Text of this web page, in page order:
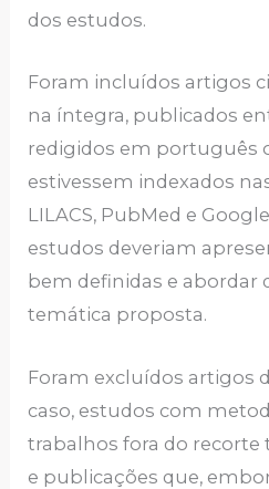
dos estudos.
Foram incluídos artigos
na íntegra, publicados
redigidos em português
estivessem indexados
LILACS, PubMed e
estudos deveriam
bem definidas e abordar
temática proposta.
Foram excluídos artigos
caso, estudos com
trabalhos fora do
e publicações que,